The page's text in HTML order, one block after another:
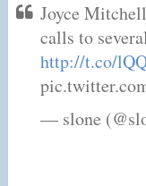
Joyce
calls to
http://t.co/
— slone